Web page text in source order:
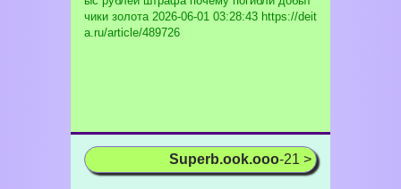
чики золота2026-06-01 03:28:43 https://deit
a.ru/article/489726
Superb.ook.ooo-21 >